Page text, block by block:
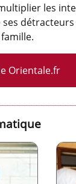
les
ses
Orientale.fr